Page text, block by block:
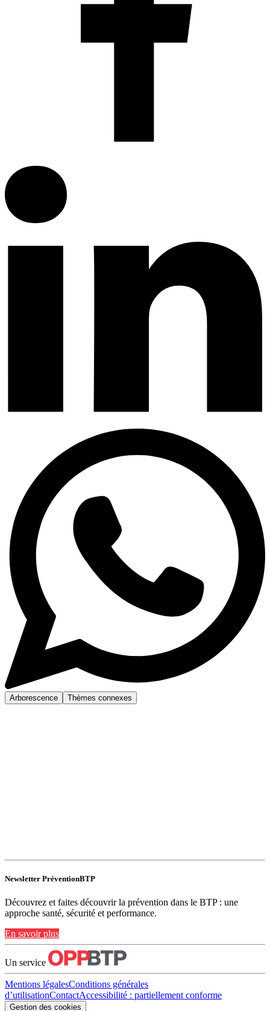
Arborescence Thèmes connexes
Newsletter PréventionBTP
Découvrez et faites découvrir la prévention dans le BTP : une
approche santé, sécurité et performance.
En savoir plus
Un service
Mentions légalesConditions générales
d’utilisationContactAccessibilité : partiellement conforme
Gestion des cookies